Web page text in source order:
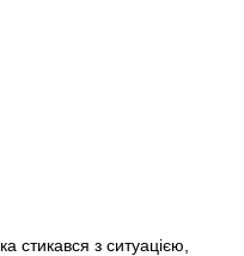
стикався з ситуацією,